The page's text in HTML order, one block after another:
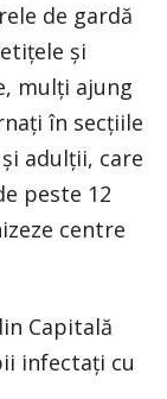
de gardă
şi
mulţi ajung
în secţiile
adulţii, care
peste 12
centre
Capitală
infectaţi cu